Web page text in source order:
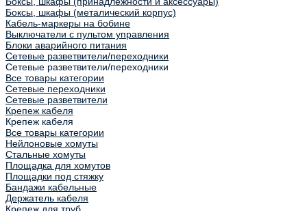
Боксы, шкафы (металический корпус)
Кабель-маркеры на бобине
Выключатели с пультом управления
Блоки аварийного питания
Сетевые разветвители/переходники
Сетевые разветвители/переходники
Все товары категории
Сетевые переходники
Сетевые разветвители
Крепеж кабеля
Крепеж кабеля
Все товары категории
Нейлоновые хомуты
Стальные хомуты
Площадка для хомутов
Площадки под стяжку
Бандажи кабельные
Держатель кабеля